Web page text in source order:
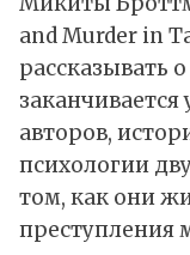
and Murder in
рассказывать
авторов,
психологии
том, как они
преступления